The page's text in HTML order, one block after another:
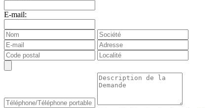
E-mail: